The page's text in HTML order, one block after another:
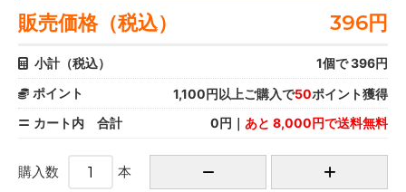
販売価格（税込） 396円
小計（税込） 1個で396円
ポイント
1,100円以上ご購入で50ポイント獲得
カート内 合計
0円｜ あと 8,000円で送料無料
購入数 本